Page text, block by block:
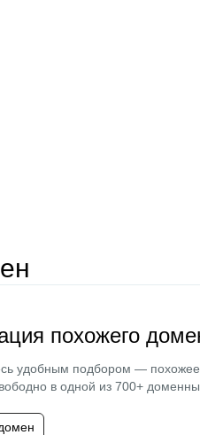
похожего
удобным подбором —
в одной из 700+